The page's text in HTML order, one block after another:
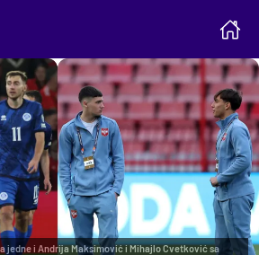
jedne i Andrija Maksimović i Mihajlo Cvetković sa